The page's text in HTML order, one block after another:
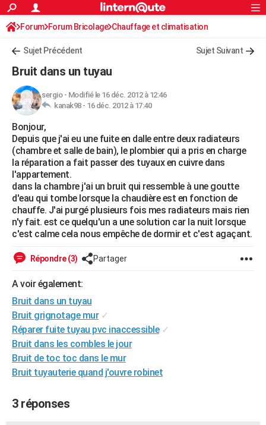
ACTUALITÉS
Politique
Société
Faits Divers
Education
Monde
Villes
+
FINANCE
Retraite
Impôts
Epargne
Immobilier
Risques naturels par ville
Banque
Assurance
Crédit
AUTO
Essais
Réserver un essai
Citadines
Berlines
SUV
Forum auto
+HIGH-TECH
Mobiles
Meilleur smartphone
Internet
Ordinateurs
Jeux vidéo
Guide high-tech
+BRICOLAGE
Forum
Aménagement intérieur
Extérieur
Cuisine
Salle de bains
Jardinage
Rangement
WEEK-END
Guides de France
Escapades
Patrimoine
Expositions
Musées
Week-end nature
LIFESTYLE
Art de vivre
Bien-être
Loisirs
ModeModes de vie
SANTE
Alimentation
Guide de la santé
Maladies
Médicaments
Sommeil
VOYAGE
Destinations
City break
Voyage nature
Voyage de noces
Forum
Climat
PHOTO
GUIDES D'ACHAT
BONS PLANS
CARTE DE VOEUX
Carte de Noël
Carte Bonne année
Carte Saint-Valentin
Carte Pâques
Carte d'anniversaire
DICTIONNAIRE
Dictionnaire
Biographies
Citations
Expressions
Proverbes
PROGRAMME TV
Rechercher
S'inscrire
Connexion
Forum Forum Bricolage Chauffage et climatisation
Sujet Précédent Sujet Suivant
Bruit dans un tuyau
sergio- Modifié le 16 déc. 2012 à 12:46
kanak98 - 16 déc. 2012 à 17:40
Bonjour,
Depuis que j'ai eu une fuite en dalle entre deux radiateurs
(chambre et salle de bain), le plombier qui a pris en charge
la réparation a fait passer des tuyaux en cuivre dans
l'appartement.
dans la chambre j'ai un bruit qui ressemble à une goutte
d'eau qui tombe lorsque la chaudière est en fonction de
chauffe. J'ai purgé plusieurs fois mes radiateurs mais rien
n'y fait. est ce quelqu'un a une solution car la nuit lorsque
c'est calme cela nous empêche de dormir et c'est agaçant.
Répondre (3) Partager
A voir également:
Bruit dans un tuyau
Bruit grignotage mur ✓
Réparer fuite tuyau pvc inaccessible ✓
Bruit dans les combles le jour
Bruit de toc toc dans le mur
Bruit tuyauterie quand j'ouvre robinet
3 réponses